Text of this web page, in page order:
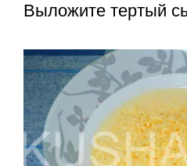
Выложите тертый